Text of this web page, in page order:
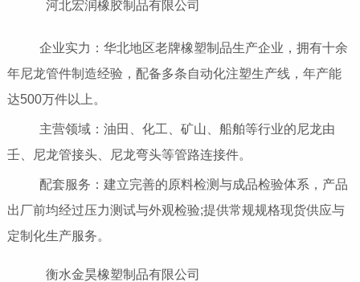
河北宏润橡胶制品有限公司
企业实力：华北地区老牌橡塑制品生产企业，拥有十余
年尼龙管件制造经验，配备多条自动化注塑生产线，年产能
达500万件以上。
主营领域：油田、化工、矿山、船舶等行业的尼龙由
壬、尼龙管接头、尼龙弯头等管路连接件。
配套服务：建立完善的原料检测与成品检验体系，产品
出厂前均经过压力测试与外观检验;提供常规规格现货供应与
定制化生产服务。
衡水金昊橡塑制品有限公司